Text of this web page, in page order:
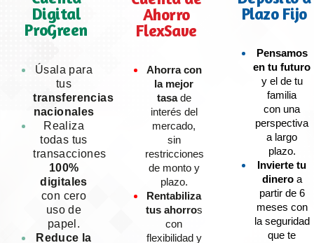
Digital
ProGreen
Úsala para
tus
transferencias
nacionales
Realiza
todas tus
transacciones
100%
digitales
con cero
uso de
papel.
Reduce la
Ahorro
FlexSave
Ahorra con
la mejor
tasade
interés del
mercado,
sin
restricciones
de monto y
plazo.
Rentabiliza
tus ahorros
con
flexibilidad y
Plazo Fijo
Pensamos
en tu futuro
y el de tu
familia
con una
perspectiva
a largo
plazo.
Invierte tu
dineroa
partir de 6
meses con
la seguridad
que te